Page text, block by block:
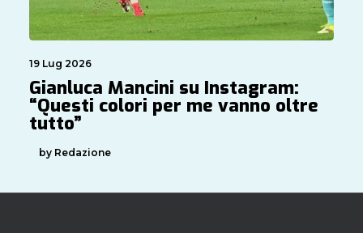
19 Lug 2026
Gianluca Mancini su Instagram:
“Questi colori per me vanno oltre
tutto”
by Redazione